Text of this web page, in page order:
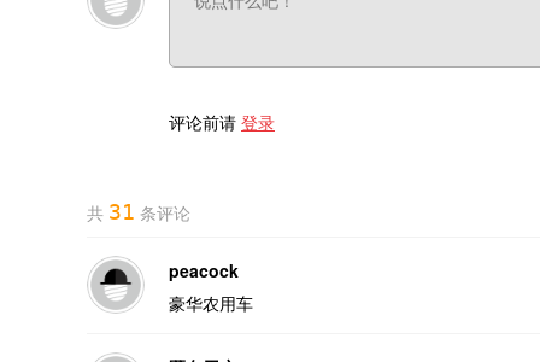
评论前请 登录
共 31 条评论
peacock
豪华农用车